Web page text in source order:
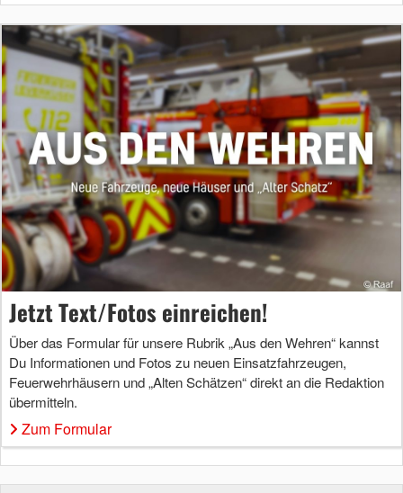
Jetzt Text/Fotos einreichen!
Über das Formular für unsere Rubrik „Aus den Wehren“ kannst
Du Informationen und Fotos zu neuen Einsatzfahrzeugen,
Feuerwehrhäusern und „Alten Schätzen“ direkt an die Redaktion
übermitteln.
Zum Formular